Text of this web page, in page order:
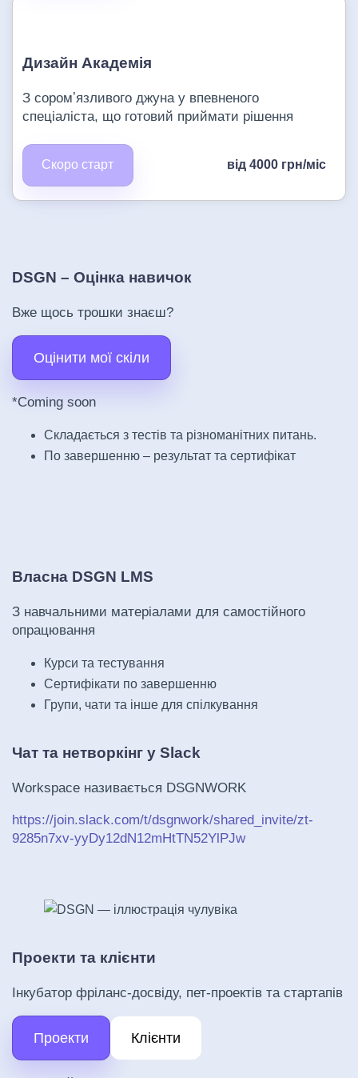
Дизайн Академія
З соромʼязливого джуна у впевненого
спеціаліста, що готовий приймати рішення
Скоро старт від 4000 грн/міс
DSGN – Оцінка навичок
Вже щось трошки знаєш?
Оцінити мої скіли
*Coming soon
Складається з тестів та різноманітних питань.
По завершенню – результат та сертифікат
Власна DSGN LMS
З навчальними матеріалами для самостійного
опрацювання
Курси та тестування
Сертифікати по завершенню
Групи, чати та інше для спілкування
Чат та нетворкінг у Slack
Workspace називається DSGNWORK
https://join.slack.com/t/dsgnwork/shared_invite/zt-
9285n7xv-yyDy12dN12mHtTN52YlPJw
Проекти та клієнти
Інкубатор фріланс-досвіду, пет-проектів та стартапів
Проекти Клієнти